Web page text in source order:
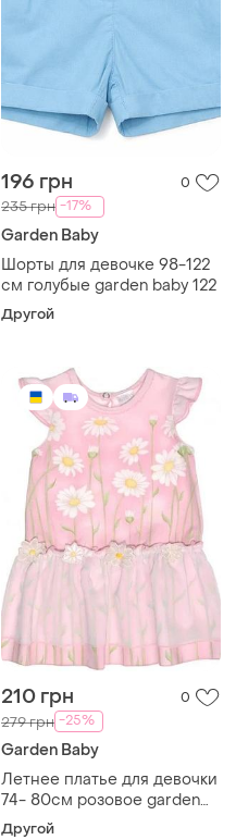
196 грн 0
235 грн -17%
Garden Baby
Шорты для девочке 98-122
см голубые garden baby 122
Другой
210 грн 0
279 грн -25%
Garden Baby
Летнее платье для девочки
74- 80см розовое garden
baby 80
Другой